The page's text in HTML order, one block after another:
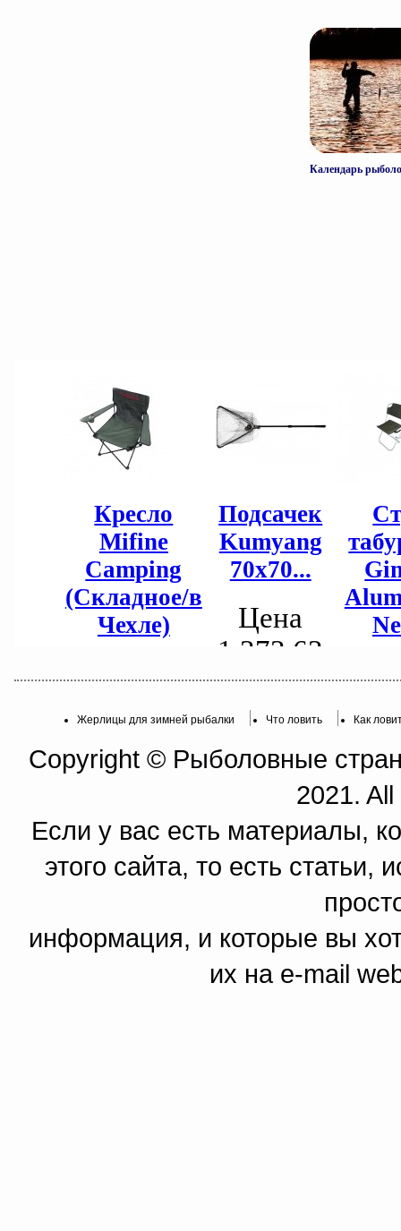
Календарь
Жерлицы для зимней рыбалки Что ловить Как
Copyright © Рыболовные
2021.
Если у вас есть материалы,
этого сайта, то есть
информация, и которые вы
их на e-mail